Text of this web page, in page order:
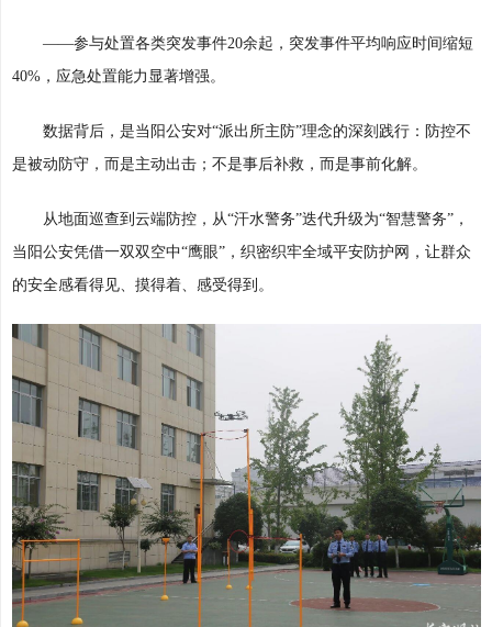
——参与处置各类突发事件20余起，突发事件平均响应时间缩短
40%，应急处置能力显著增强。
数据背后，是当阳公安对“派出所主防”理念的深刻践行：防控不
是被动防守，而是主动出击；不是事后补救，而是事前化解。
从地面巡查到云端防控，从“汗水警务”迭代升级为“智慧警务”，
当阳公安凭借一双双空中“鹰眼”，织密织牢全域平安防护网，让群众
的安全感看得见、摸得着、感受得到。